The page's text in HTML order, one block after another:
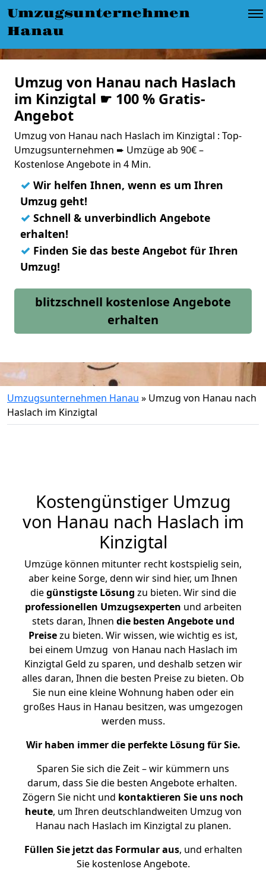
Umzugsunternehmen
Hanau
Umzug von Hanau nach Haslach
im Kinzigtal ☛ 100 % Gratis-
Angebot
Umzug von Hanau nach Haslach im Kinzigtal : Top-
Umzugsunternehmen ➨ Umzüge ab 90€ –
Kostenlose Angebote in 4 Min.
✓ Wir helfen Ihnen, wenn es um Ihren
Umzug geht!
✓ Schnell & unverbindlich Angebote
erhalten!
✓ Finden Sie das beste Angebot für Ihren
Umzug!
blitzschnell kostenlose Angebote
erhalten
Umzugsunternehmen Hanau » Umzug von Hanau nach
Haslach im Kinzigtal
Kostengünstiger Umzug
von Hanau nach Haslach im
Kinzigtal
Umzüge können mitunter recht kostspielig sein,
aber keine Sorge, denn wir sind hier, um Ihnen
diegünstigste Lösung zu bieten. Wir sind die
professionellen Umzugsexperten und arbeiten
stets daran, Ihnen die besten Angebote und
Preisezu bieten. Wir wissen, wie wichtig es ist,
bei einem Umzug von Hanau nach Haslach im
Kinzigtal Geld zu sparen, und deshalb setzen wir
alles daran, Ihnen die besten Preise zu bieten. Ob
Sie nun eine kleine Wohnung haben oder ein
großes Haus in Hanau besitzen, was umgezogen
werden muss.
Wir haben immer die perfekte Lösung für Sie.
Sparen Sie sich die Zeit – wir kümmern uns
darum, dass Sie die besten Angebote erhalten.
Zögern Sie nicht und kontaktieren Sie uns noch
heute, um Ihren deutschlandweiten Umzug von
Hanau nach Haslach im Kinzigtal zu planen.
Füllen Sie jetzt das Formular aus, und erhalten
Sie kostenlose Angebote.